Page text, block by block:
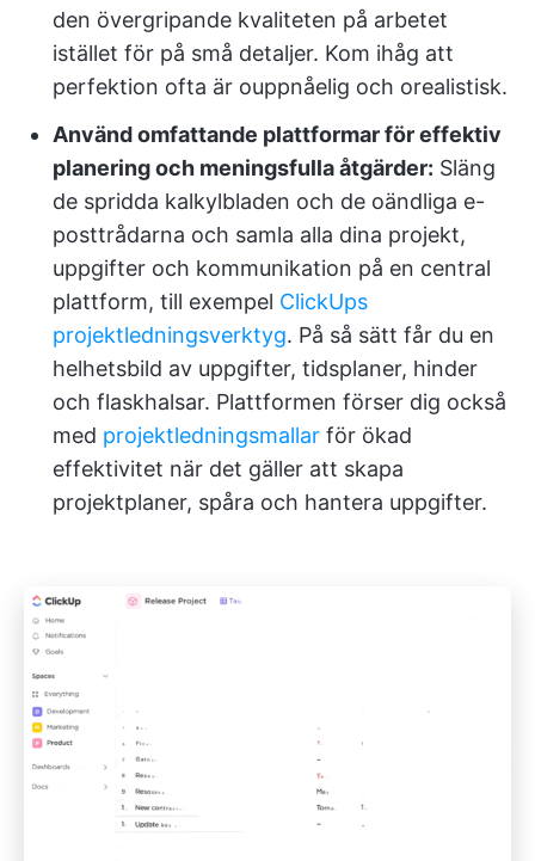
den övergripande kvaliteten på arbetet
istället för på små detaljer. Kom ihåg att
perfektion ofta är ouppnåelig och orealistisk.
Använd omfattande plattformar för effektiv
planering och meningsfulla åtgärder: Släng
de spridda kalkylbladen och de oändliga e-
posttrådarna och samla alla dina projekt,
uppgifter och kommunikation på en central
plattform, till exempel ClickUps
projektledningsverktyg. På så sätt får du en
helhetsbild av uppgifter, tidsplaner, hinder
och flaskhalsar. Plattformen förser dig också
med projektledningsmallar för ökad
effektivitet när det gäller att skapa
projektplaner, spåra och hantera uppgifter.